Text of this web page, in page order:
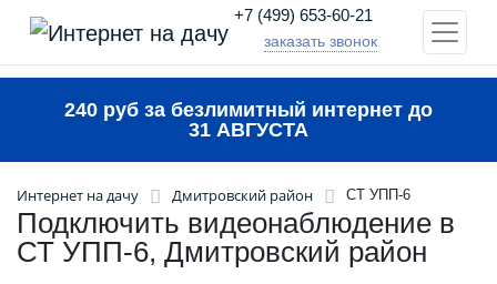
+7 (499) 653-60-21
заказать звонок
240 руб за безлимитный интернет до
31 АВГУСТА
Интернет на дачу Дмитровский район СТ УПП-6
Подключить видеонаблюдение в
СТ УПП-6, Дмитровский район